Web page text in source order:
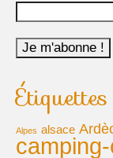
Étiquettes
Alpes alsace